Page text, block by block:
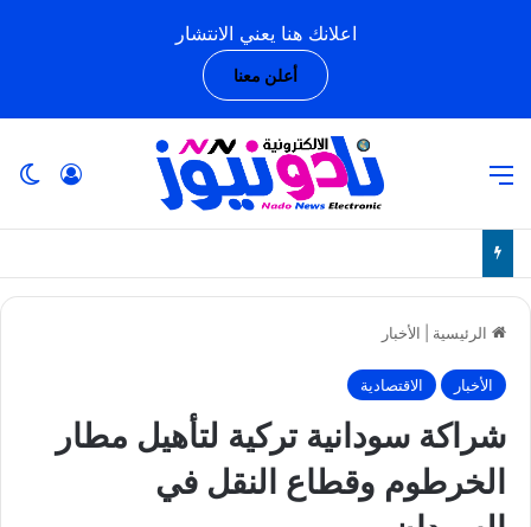
اعلانك هنا يعني الانتشار
أعلن معنا
الرئيسية الأخبار
الأخبار الاقتصادية
شراكة سودانية تركية لتأهيل مطار
الخرطوم وقطاع النقل في